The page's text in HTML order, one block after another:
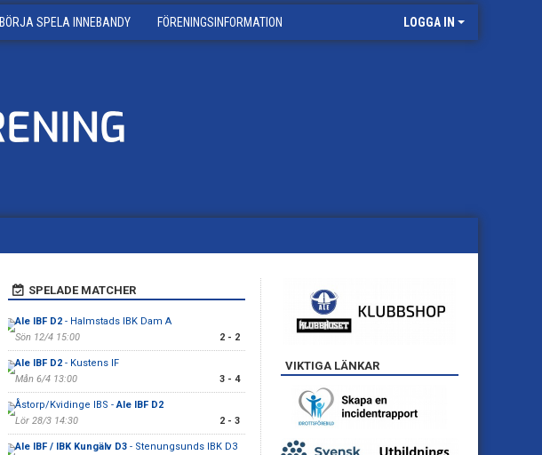
BÖRJA SPELA INNEBANDY FÖRENINGSINFORMATION LOGGA IN
SPELADE MATCHER
Ale IBF D2- Halmstads IBK Dam A
Sön 12/4 15:00
2 - 2
Ale IBF D2- Kustens IF
Mån 6/4 13:00
3 - 4
Åstorp/Kvidinge IBS -Ale IBF D2
Lör 28/3 14:30
2 - 3
Ale IBF / IBK Kungälv D3- Stenungsunds IBK D3
VIKTIGA LÄNKAR